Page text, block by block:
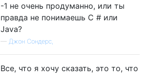
-1 не очень продуманно, или ты
правда не понимаешь C # или
Java?
— Джон Сондерс,
Все, что я хочу сказать, это то, что